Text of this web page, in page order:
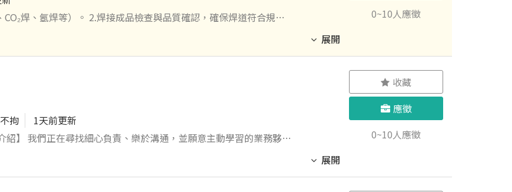
、皇家酒店、天悅飯店、義享天地等。
焊、氬焊等）。 2.焊接成品檢查與品質確認，確保焊道符合規範
並配合主管交辦事項完成作業。 4.具焊接經驗，兼職可
展開
0~10人應徵
拘
1天前更新
資料登打等。 【工作內容】 負責客戶聯繫、需
約條件確認。 處理客戶訂單，持續追蹤訂單進度及協調交期。 製
及維護生產報表、訂單資料與相關業務文件。 與客戶確認付款事項，
展開
收藏
應徵
0~10人應徵